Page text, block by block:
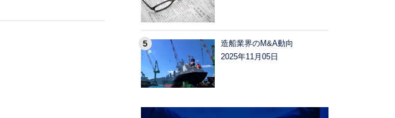
造船業界のM&A動向
2025年11月05日